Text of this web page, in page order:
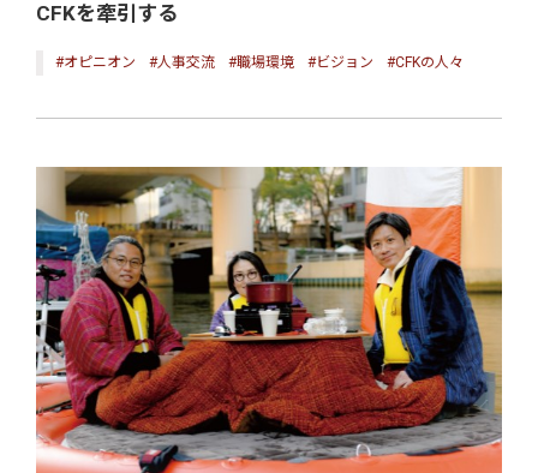
CFKを牽引する
#オピニオン #人事交流 #職場環境 #ビジョン #CFKの人々